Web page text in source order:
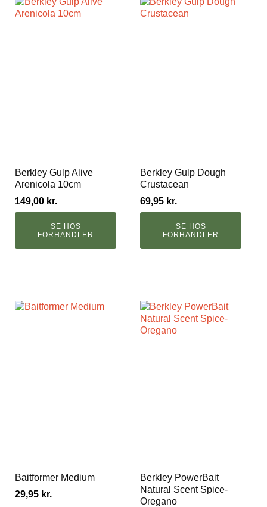
Berkley Gulp Alive
Arenicola 10cm
149,00 kr.
SE HOS
FORHANDLER
Berkley Gulp Dough
Crustacean
69,95 kr.
SE HOS
FORHANDLER
Baitformer Medium
29,95 kr.
Berkley PowerBait
Natural Scent Spice-
Oregano